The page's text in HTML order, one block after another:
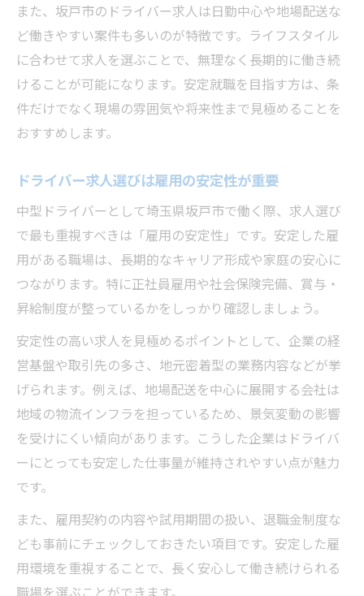
坂戸市のドライバー求人に注目すべき条件
ドライバー求人でチェックすべき待遇条件
坂戸市の求人票で注目したい福利厚生
安定雇用を叶える求人条件の見極め方
中型ドライバー求人の働きやすさを左右す
求人選びで重視したい固定ルート配送
未経験から挑戦できる中型ドライバーの道
未経験歓迎のドライバー求人を選ぶポイン
ト
中型ドライバー求人で資格取得支援に注目
坂戸市で未経験から始める求人の探し方
普通免許から挑戦できる求人を見つける方
法
未経験でも安心のサポート体制がある求人
長く働けるドライバー求人選びのコツ
定着率が高いドライバー求人を見極める方
働きやすさ重視のドライバー求人選びの秘
訣
中型ドライバー求人で長く続けるための条
また、坂戸市のドライバー求人は日勤中心や地場配送な
ど働きやすい案件も多いのが特徴です。ライフスタイル
に合わせて求人を選ぶことで、無理なく長期的に働き続
けることが可能になります。安定就職を目指す方は、条
件だけでなく現場の雰囲気や将来性まで見極めることを
おすすめします。
ドライバー求人選びは雇用の安定性が重要
中型ドライバーとして埼玉県坂戸市で働く際、求人選び
で最も重視すべきは「雇用の安定性」です。安定した雇
用がある職場は、長期的なキャリア形成や家庭の安心に
つながります。特に正社員雇用や社会保険完備、賞与・
昇給制度が整っているかをしっかり確認しましょう。
安定性の高い求人を見極めるポイントとして、企業の経
営基盤や取引先の多さ、地元密着型の業務内容などが挙
げられます。例えば、地場配送を中心に展開する会社は
地域の物流インフラを担っているため、景気変動の影響
を受けにくい傾向があります。こうした企業はドライバ
ーにとっても安定した仕事量が維持されやすい点が魅力
です。
また、雇用契約の内容や試用期間の扱い、退職金制度な
ども事前にチェックしておきたい項目です。安定した雇
用環境を重視することで、長く安心して働き続けられる
職場を選ぶことができます。